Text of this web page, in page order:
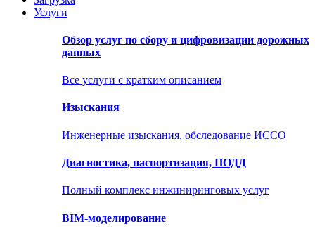
Услуги
Обзор услуг по сбору и цифровизации дорожных
данных
Все услуги с кратким описанием
Изыскания
Инженерные изыскания, обследование ИССО
Диагностика, паспортизация, ПОДД
Полный комплекс инжиниринговых услуг
BIM-моделирование